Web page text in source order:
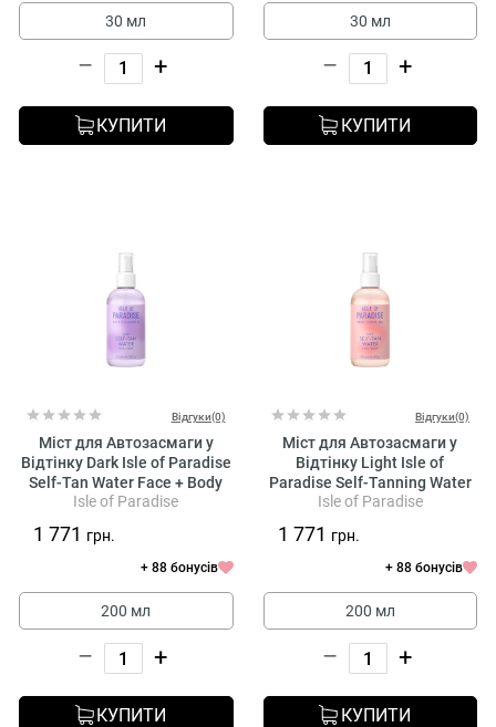
30 мл
– +
КУПИТИ
30 мл
– +
КУПИТИ
Відгуки(0)
Міст для Автозасмаги у
Відтінку Dark Isle of Paradise
Self-Tan Water Face + Body
Isle of Paradise
1 771 грн.
+ 88 бонусів
200 мл
– +
КУПИТИ
Відгуки(0)
Міст для Автозасмаги у
Відтінку Light Isle of
Paradise Self-Tanning Water
Face + Body
Isle of Paradise
1 771 грн.
+ 88 бонусів
200 мл
– +
КУПИТИ